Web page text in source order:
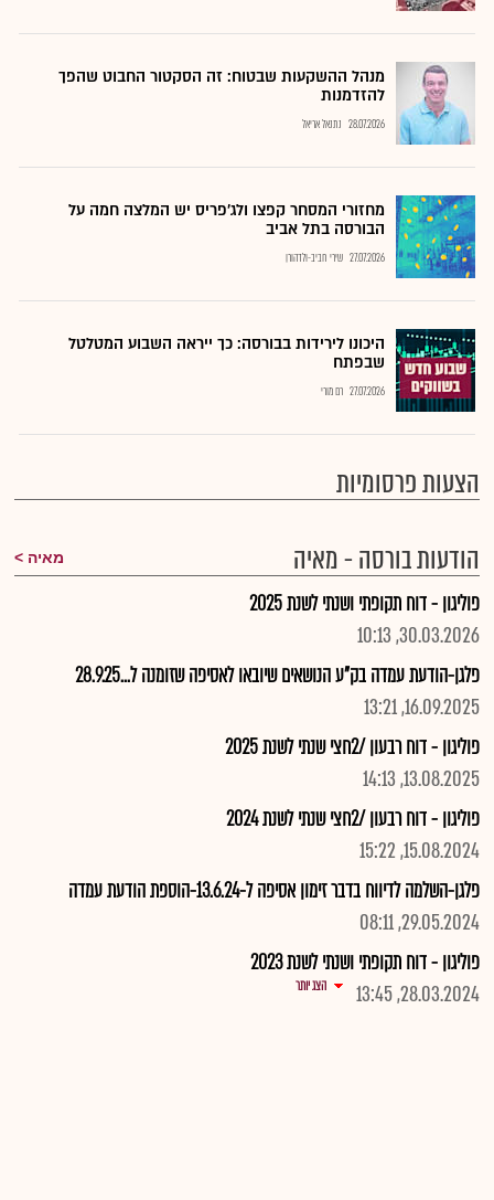
מנהל ההשקעות שבטוח: זה הסקטור החבוט שהפך
להזדמנות
28.07.2026 נתנאל אריאל
מחזורי המסחר קפצו ולג'פריס יש המלצה חמה על
הבורסה בתל אביב
27.07.2026 שירי חביב-ולדהורן
היכונו לירידות בבורסה: כך ייראה השבוע המטלטל
שבפתח
27.07.2026 רם מורי
הצעות פרסומיות
הודעות בורסה - מאיה
מאיה
פוליגון - דוח תקופתי ושנתי לשנת 2025
30.03.2026, 10:13
פלגן-הודעת עמדה בק"ע הנושאים שיובאו לאסיפה שזומנה ל...28.9.25
16.09.2025, 13:21
פוליגון - דוח רבעון /2חצי שנתי לשנת 2025
13.08.2025, 14:13
פוליגון - דוח רבעון /2חצי שנתי לשנת 2024
15.08.2024, 15:22
פלגן-השלמה לדיווח בדבר זימון אסיפה ל-13.6.24-הוספת הודעת עמדה
29.05.2024, 08:11
פוליגון - דוח תקופתי ושנתי לשנת 2023
28.03.2024, 13:45
הצג יותר